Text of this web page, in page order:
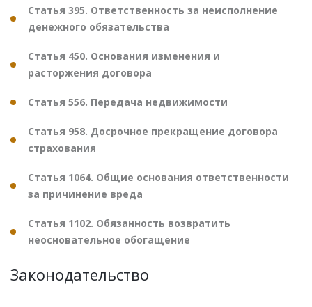
Статья 395. Ответственность за неисполнение
денежного обязательства
Статья 450. Основания изменения и
расторжения договора
Статья 556. Передача недвижимости
Статья 958. Досрочное прекращение договора
страхования
Статья 1064. Общие основания ответственности
за причинение вреда
Статья 1102. Обязанность возвратить
неосновательное обогащение
Законодательство